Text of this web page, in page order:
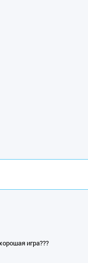
игра???